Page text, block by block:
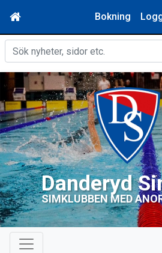
Bokning
Danderyd
SIMKLUBBEN MED